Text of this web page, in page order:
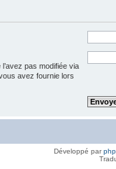
pas modifiée via
avez fournie lors
Développé par